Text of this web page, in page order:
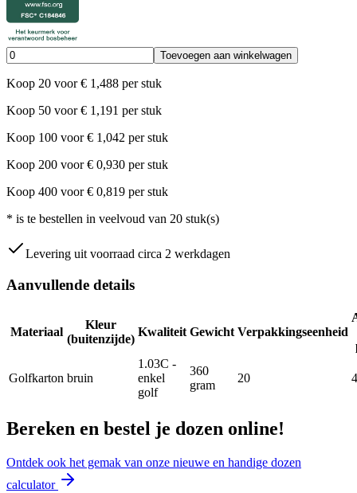
Toevoegen aan winkelwagen
Koop 20 voor € 1,488 per stuk
Koop 50 voor € 1,191 per stuk
Koop 100 voor € 1,042 per stuk
Koop 200 voor € 0,930 per stuk
Koop 400 voor € 0,819 per stuk
* is te bestellen in veelvoud van 20 stuk(s)
Levering uit voorraad circa 2 werkdagen
Aanvullende details
Materiaal
Kleur
(buitenzijde)
Kwaliteit Gewicht Verpakkingseenheid
Golfkarton bruin
1.03C -
enkel
golf
360
gram
20
Bereken en bestel je dozen online!
Ontdek ook het gemak van onze nieuwe en handige dozen
calculator